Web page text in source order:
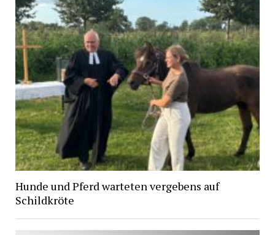
Hunde und Pferd warteten vergebens auf
Schildkröte